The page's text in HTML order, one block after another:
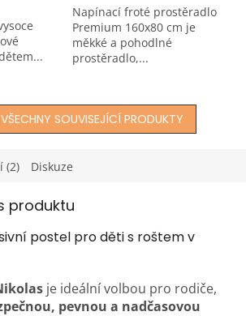
5
hvězdiček.
Napínací froté prostěradlo
Premium 160x80 cm je
měkké a pohodlné
prostěradlo,...
SOUVISEJÍCÍ PRODUKTY
(2) Diskuze
produktu
postel pro děti s roštem v
je ideální volbou pro rodiče,
pevnou a nadčasovou